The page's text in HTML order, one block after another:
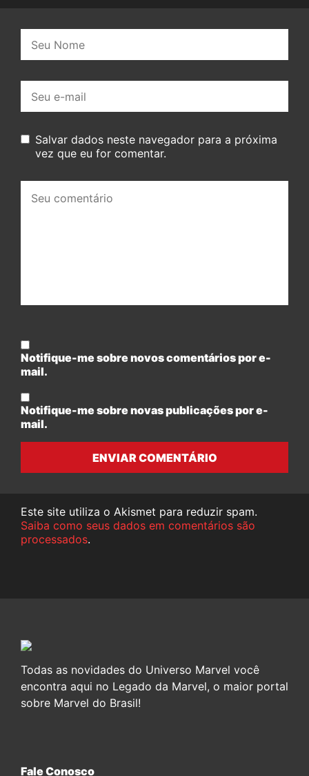
mail:
Salvar dados neste navegador para a próxima
vez que eu for comentar.
comentário:
Notifique-me sobre novos comentários por e-
mail.
Notifique-me sobre novas publicações por e-
mail.
ENVIAR COMENTÁRIO
Este site utiliza o Akismet para reduzir spam.
Saiba como seus dados em comentários são
processados.
Todas as novidades do Universo Marvel você
encontra aqui no Legado da Marvel, o maior portal
sobre Marvel do Brasil!
Fale Conosco